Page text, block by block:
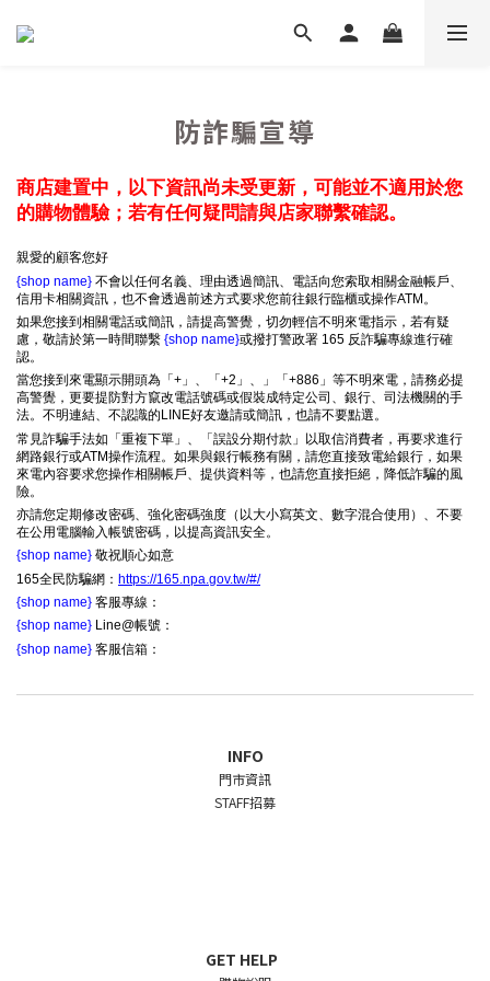
防詐騙宣導
商店建置中，以下資訊尚未受更新，可能並不適用於您
的購物體驗；若有任何疑問請與店家聯繫確認。
親愛的顧客您好
{shop name} 不會以任何名義、理由透過簡訊、電話向您索取相關金融帳戶、
信用卡相關資訊，也不會透過前述方式要求您前往銀行臨櫃或操作ATM。
如果您接到相關電話或簡訊，請提高警覺，切勿輕信不明來電指示，若有疑
慮，敬請於第一時間聯繫 {shop name}或撥打警政署 165 反詐騙專線進行確
認。
當您接到來電顯示開頭為「+」、「+2」、」「+886」等不明來電，請務必提
高警覺，更要提防對方竄改電話號碼或假裝成特定公司、銀行、司法機關的手
法。不明連結、不認識的LINE好友邀請或簡訊，也請不要點選。
常見詐騙手法如「重複下單」、「誤設分期付款」以取信消費者，再要求進行
網路銀行或ATM操作流程。如果與銀行帳務有關，請您直接致電給銀行，如果
來電內容要求您操作相關帳戶、提供資料等，也請您直接拒絕，降低詐騙的風
險。
亦請您定期修改密碼、強化密碼強度（以大小寫英文、數字混合使用）、不要
在公用電腦輸入帳號密碼，以提高資訊安全。
{shop name} 敬祝順心如意
165全民防騙網： https://165.npa.gov.tw/#/
{shop name} 客服專線：
{shop name} Line@帳號：
{shop name} 客服信箱：
INFO
門市資訊
STAFF招募
GET HELP